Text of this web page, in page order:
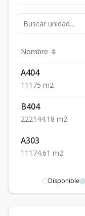
Nombre
A404
1 1 1 75 m2
B404
222144.18 m2
A303
1 1 1 74.61 m2
Disponible